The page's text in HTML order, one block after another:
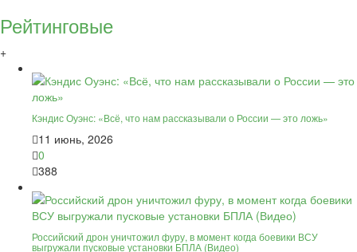
Рейтинговые
+
Кэндис Оуэнс: «Всё, что нам рассказывали о России — это ложь»
11 июнь, 2026
0
388
Российский дрон уничтожил фуру, в момент когда боевики ВСУ
выгружали пусковые установки БПЛА (Видео)